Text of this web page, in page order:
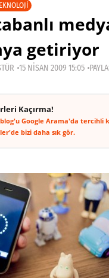
getiriyor
15 NISAN 2009 15:05
Kaçırma!
Google Arama'da tercihli
bizi daha sık gör.